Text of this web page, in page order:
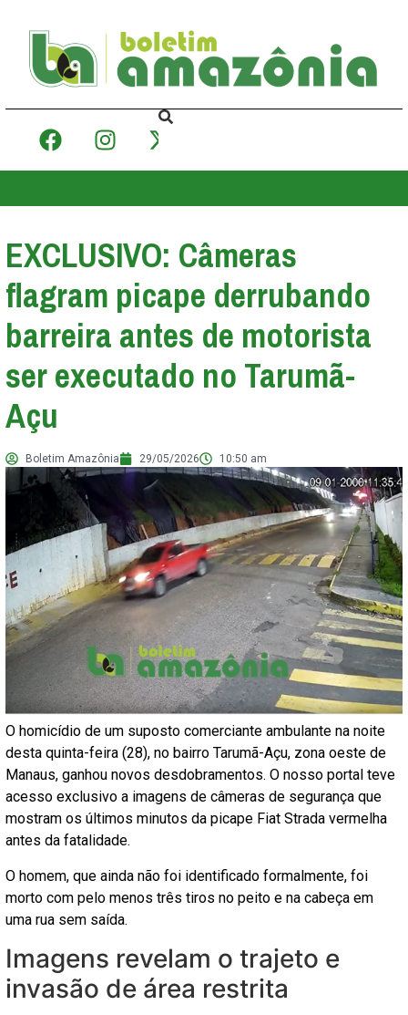
EXCLUSIVO: Câmeras
flagram picape derrubando
barreira antes de motorista
ser executado no Tarumã-
Açu
Boletim Amazônia 29/05/2026 10:50 am
O homicídio de um suposto comerciante ambulante na noite
desta quinta-feira (28), no bairro Tarumã-Açu, zona oeste de
Manaus, ganhou novos desdobramentos. O nosso portal teve
acesso exclusivo a imagens de câmeras de segurança que
mostram os últimos minutos da picape Fiat Strada vermelha
antes da fatalidade.
O homem, que ainda não foi identificado formalmente, foi
morto com pelo menos três tiros no peito e na cabeça em
uma rua sem saída.
Imagens revelam o trajeto e
invasão de área restrita